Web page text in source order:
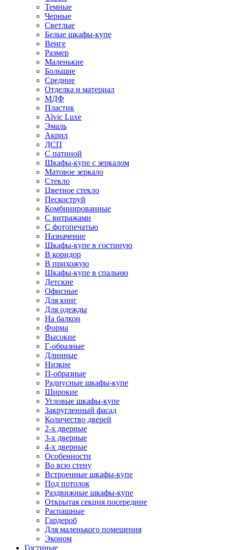
Темные
Черные
Светлые
Белые шкафы-купе
Венге
Размер
Маленькие
Большие
Средние
Отделка и материал
МДФ
Пластик
Alvic Luxe
Эмаль
Акрил
ДСП
С патиной
Шкафы-купе с зеркалом
Матовое зеркало
Стекло
Цветное стекло
Пескоструй
Комбинированные
С витражами
С фотопечатью
Назначение
Шкафы-купе в гостиную
В коридор
В прихожую
Шкафы-купе в спальню
Детские
Офисные
Для книг
Для одежды
На балкон
Форма
Высокие
Г-образные
Длинные
Низкие
П-образные
Радиусные шкафы-купе
Широкие
Угловые шкафы-купе
Закругленный фасад
Количество дверей
2-х дверные
3-х дверные
4-х дверные
Особенности
Во всю стену
Встроенные шкафы-купе
Под потолок
Раздвижные шкафы-купе
Открытая секция посередине
Распашные
Гардероб
Для маленького помещения
Эконом
Гостиные